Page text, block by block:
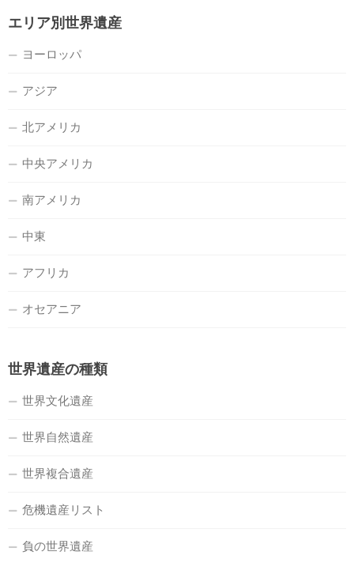
エリア別世界遺産
ヨーロッパ
アジア
北アメリカ
中央アメリカ
南アメリカ
中東
アフリカ
オセアニア
世界遺産の種類
世界文化遺産
世界自然遺産
世界複合遺産
危機遺産リスト
負の世界遺産